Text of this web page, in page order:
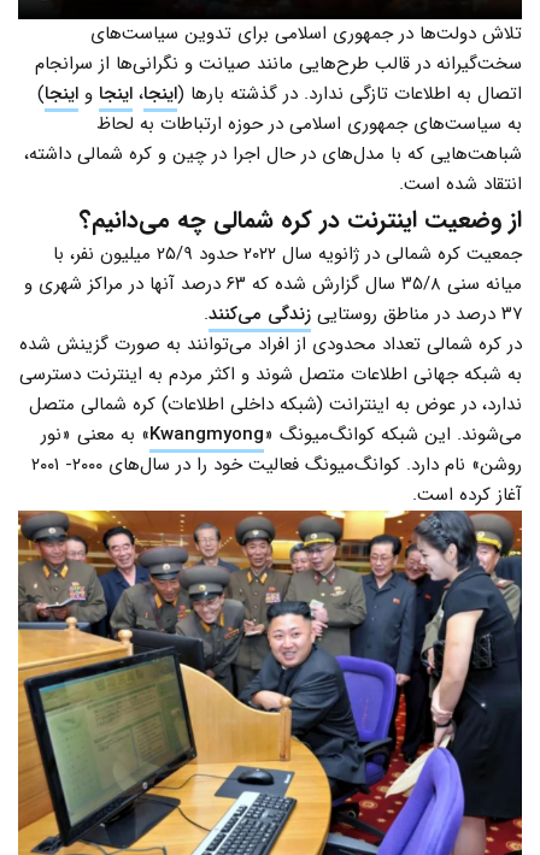
تلاش دولت‌ها در جمهوری اسلامی برای تدوین سیاست‌‌های
سخت‌گیرانه در قالب طرح‌هایی مانند صیانت و نگرانی‌ها از سرانجام
اتصال به اطلاعات تازگی ندارد. در گذشته بارها (اینجا، اینجا و اینجا)
به سیاست‌های جمهوری اسلامی در حوزه ارتباطات به لحاظ
شباهت‌هایی که با مدل‌های در حال اجرا در چین و کره شمالی داشته،
انتقاد شده است.
از وضعیت اینترنت در کره شمالی چه می‌دانیم؟
جمعیت کره شمالی در ژانویه سال ۲۰۲۲ حدود ۲۵/۹ میلیون نفر، با
میانه سنی ۳۵/۸ سال گزارش شده که ۶۳ درصد آنها در مراکز شهری و
۳۷ درصد در مناطق روستایی
زندگی می‌کنند.
در کره شمالی تعداد محدودی از افراد می‌توانند به صورت گزینش شده
به شبکه جهانی اطلاعات متصل شوند و اکثر مردم به اینترنت دسترسی
ندارد، در عوض به اینترانت (شبکه‌ داخلی اطلاعات) کره شمالی متصل
می‌شوند. این شبکه کوانگ‌میونگ «Kwangmyong» به معنی «نور
روشن» نام دارد. کوانگ‌میونگ فعالیت خود را در سال‌های ۲۰۰۰- ۲۰۰۱
آغاز کرده است.